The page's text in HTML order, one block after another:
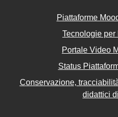
Piattaforme
Tecnologie per
Portale Video
Status
Conservazione,
didattici